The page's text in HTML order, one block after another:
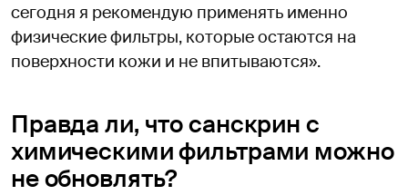
сегодня я рекомендую применять именно
физические фильтры, которые остаются на
поверхности кожи и не впитываются».
Правда ли, что санскрин с
химическими фильтрами можно
не обновлять?